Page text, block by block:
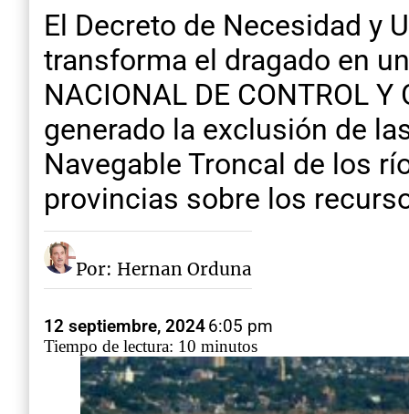
El Decreto de Necesidad y
transforma el dragado en
NACIONAL DE CONTROL
generado la exclusión de
Navegable Troncal de los
provincias sobre los
Por: Hernan Orduna
12 septiembre, 20246:05 pm
Tiempo de lectura: 10 minutos